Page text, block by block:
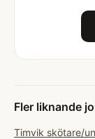
Fler liknande
Timvik skötare/